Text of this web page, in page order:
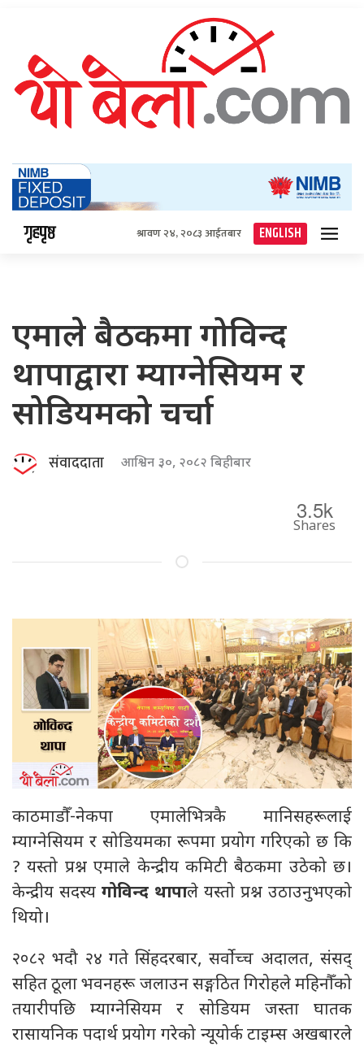
गृहपृष्ठ श्रावण २४, २०८३ आईतबार ENGLISH
एमाले बैठकमा गोविन्द
थापाद्वारा म्याग्नेसियम र
सोडियमको चर्चा
संवाददाता आश्विन ३०, २०८२ बिहीबार
3.5k
Shares
काठमाडौँ-नेकपा एमालेभित्रकै मानिसहरूलाई
म्याग्नेसियम र सोडियमका रूपमा प्रयोग गरिएको छ कि
? यस्तो प्रश्न एमाले केन्द्रीय कमिटी बैठकमा उठेको छ।
केन्द्रीय सदस्य गोविन्द थापाले यस्तो प्रश्न उठाउनुभएको
थियो।
२०८२ भदौ २४ गते सिंहदरबार, सर्वोच्च अदालत, संसद्
सहित ठूला भवनहरू जलाउन सङ्गठित गिरोहले महिनौँको
तयारीपछि म्याग्नेसियम र सोडियम जस्ता घातक
रासायनिक पदार्थ प्रयोग गरेको न्यूयोर्क टाइम्स अखबारले